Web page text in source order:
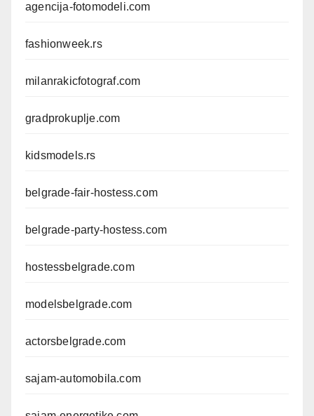
agencija-fotomodeli.com
fashionweek.rs
milanrakicfotograf.com
gradprokuplje.com
kidsmodels.rs
belgrade-fair-hostess.com
belgrade-party-hostess.com
hostessbelgrade.com
modelsbelgrade.com
actorsbelgrade.com
sajam-automobila.com